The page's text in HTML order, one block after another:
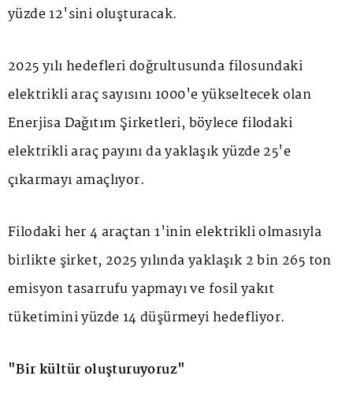
yüzde 12'sini oluşturacak.
2025 yılı hedefleri doğrultusunda filosundaki
elektrikli araç sayısını 1000'e yükseltecek olan
Enerjisa Dağıtım Şirketleri, böylece filodaki
elektrikli araç payını da yaklaşık yüzde 25'e
çıkarmayı amaçlıyor.
Filodaki her 4 araçtan 1'inin elektrikli olmasıyla
birlikte şirket, 2025 yılında yaklaşık 2 bin 265 ton
emisyon tasarrufu yapmayı ve fosil yakıt
tüketimini yüzde 14 düşürmeyi hedefliyor.
"Bir kültür oluşturuyoruz"